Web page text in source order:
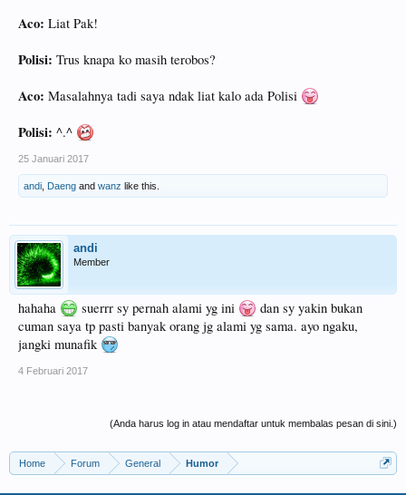
Aco: Liat Pak!
Polisi: Trus knapa ko masih terobos?
Aco: Masalahnya tadi saya ndak liat kalo ada Polisi
Polisi: ^.^
25 Januari 2017
andi Daeng and wanz like this.
andi
Member
hahaha suerrr sy pernah alami yg ini
dan sy yakin bukan
cuman saya tp pasti banyak orang jg alami yg sama. ayo ngaku,
jangki munafik
4 Februari 2017
(Anda harus log in atau mendaftar untuk membalas pesan di sini.)
Home Forum General Humor